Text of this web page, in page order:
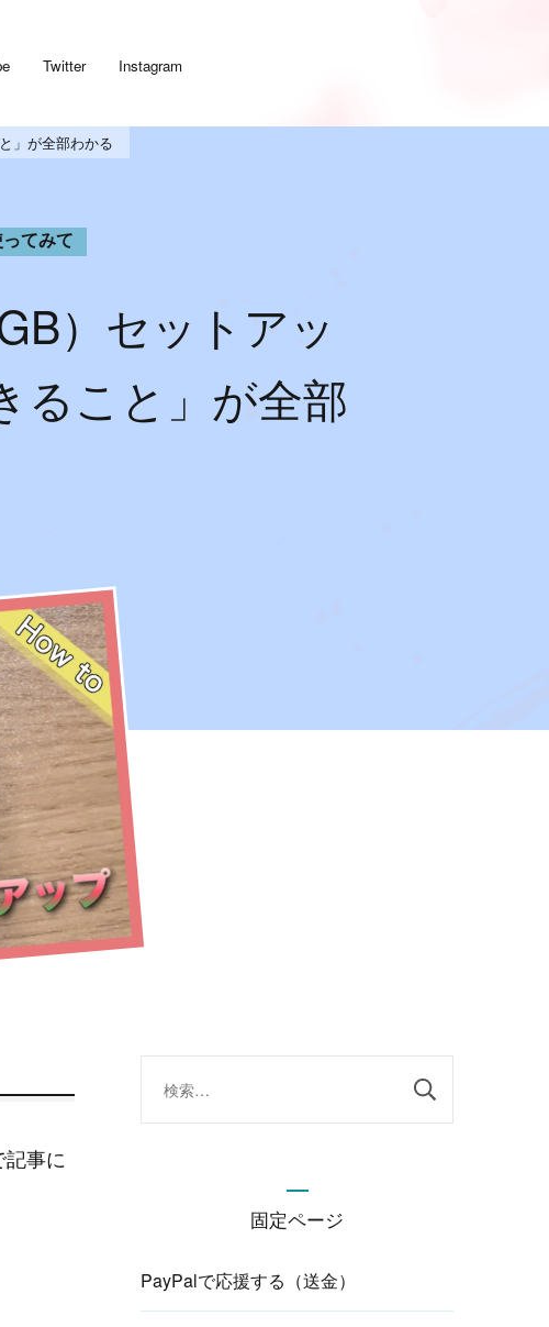
Twitter Instagram
」が全部わかる
てみて
）セットアッ
ること」が全部
事に
固定ページ
PayPalで応援する（送金）